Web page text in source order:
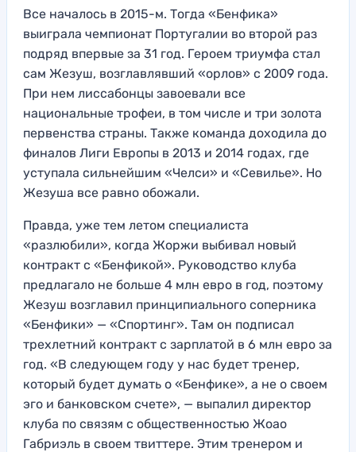
Все началось в 2015-м. Тогда «Бенфика»
выиграла чемпионат Португалии во второй раз
подряд впервые за 31 год. Героем триумфа стал
сам Жезуш, возглавлявший «орлов» с 2009 года.
При нем лиссабонцы завоевали все
национальные трофеи, в том числе и три золота
первенства страны. Также команда доходила до
финалов Лиги Европы в 2013 и 2014 годах, где
уступала сильнейшим «Челси» и «Севилье». Но
Жезуша все равно обожали.
Правда, уже тем летом специалиста
«разлюбили», когда Жоржи выбивал новый
контракт с «Бенфикой». Руководство клуба
предлагало не больше 4 млн евро в год, поэтому
Жезуш возглавил принципиального соперника
«Бенфики» — «Спортинг». Там он подписал
трехлетний контракт с зарплатой в 6 млн евро за
год. «В следующем году у нас будет тренер,
который будет думать о «Бенфике», а не о своем
эго и банковском счете», — выпалил директор
клуба по связям с общественностью Жоао
Габриэль в своем твиттере. Этим тренером и